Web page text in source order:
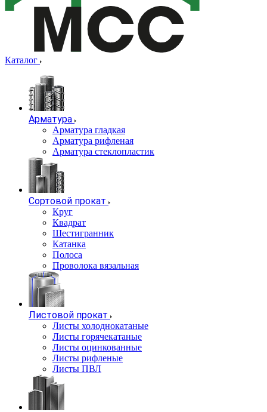
Каталог
Арматура
Арматура гладкая
Арматура рифленая
Арматура стеклопластик
Сортовой прокат
Круг
Квадрат
Шестигранник
Катанка
Полоса
Проволока вязальная
Листовой прокат
Листы холоднокатаные
Листы горячекатаные
Листы оцинкованные
Листы рифленые
Листы ПВЛ